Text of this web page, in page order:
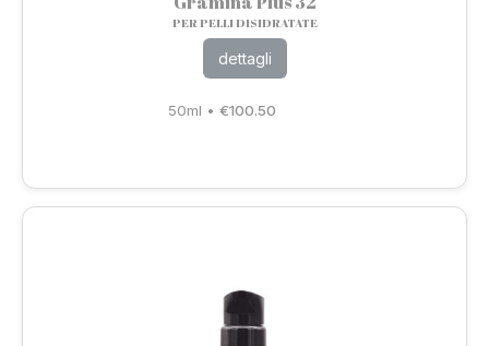
PER PELLI DISIDRATATE
dettagli
50ml •€100.50